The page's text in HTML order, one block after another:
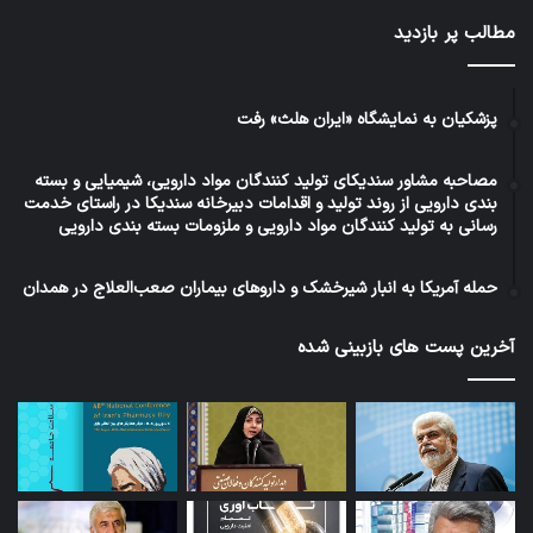
به‌روزرسانی پرداخت مطالبات دارد و سازمان بیمه
تأمین اجتماعی نیز حجم بدهی بالایی دارد و بیمه
نیروهای مسلح عملکرد مناسبی ندارد. نظام پرداخت
شرکت‌های پخش در گذشته بیشتر مدارا می‌کردند
اما امروزه به خاطر کمبود‌هایی که وجود دارد و به
دلیل اینکه ذخایر استراتژیک در انبار کارخانه‌ها پائین
ندارد.
سلطانی: یکی از مسائل دیگری که وجود داشت این
بود که سهم افزایش تورم در صنعت دارو در طرح
دارویار دیده نشده بود و صرفاً به پرداخت
مطالب پر بازدید
پزشکیان به نمایشگاه «ایران هلث» رفت
مصاحبه مشاور سندیکای تولید کنندگان مواد دارویی، شیمیایی و بسته
بندی دارویی از روند تولید و اقدامات دبیرخانه سندیکا در راستای خدمت
رسانی به تولید کنندگان مواد دارویی و ملزومات بسته بندی دارویی
حمله آمریکا به انبار شیرخشک و داروهای بیماران صعب‌العلاج در همدان
آخرین پست های بازبینی شده